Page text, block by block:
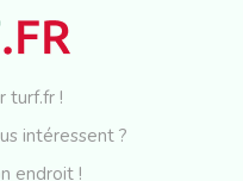
turf.fr !
intéressent ?
endroit !